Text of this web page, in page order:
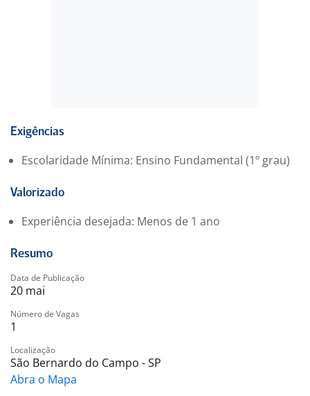
Exigências
Escolaridade Mínima: Ensino Fundamental (1º grau)
Valorizado
Experiência desejada: Menos de 1 ano
Resumo
Data de Publicação
20 mai
Número de Vagas
1
Localização
São Bernardo do Campo - SP
Abra o Mapa